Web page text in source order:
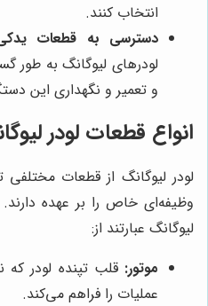
انتخاب کنند.
دسترسی به قطعات
لودرهای لیوگانگ به طور
و تعمیر و نگهداری این
انواع قطعات لودر
لودر لیوگانگ از قطعات
وظیفه‌ای خاص را بر عهده
لیوگانگ عبارتند از:
موتور: قلب تپنده لودر که
عملیات را فراهم می‌کند.